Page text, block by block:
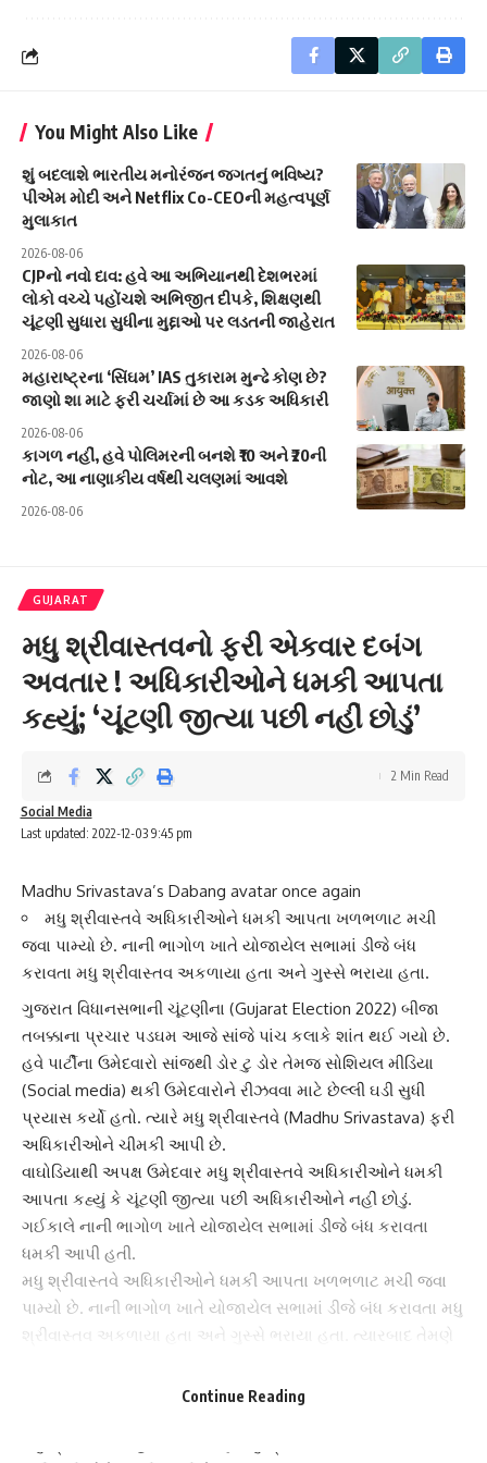
You Might Also Like
શું બદલાશે ભારતીય મનોરંજન જગતનું ભવિષ્ય?
પીએમ મોદી અને Netflix Co-CEOની મહત્વપૂર્ણ
મુલાકાત
2026-08-06
CJPનો નવો દાવ: હવે આ અભિયાનથી દેશભરમાં
લોકો વચ્ચે પહોંચશે અભિજીત દીપકે, શિક્ષણથી
ચૂંટણી સુધારા સુધીના મુદ્દાઓ પર લડતની જાહેરાત
2026-08-06
મહારાષ્ટ્રના ‘સિંઘમ’ IAS તુકારામ મુન્ઢે કોણ છે?
જાણો શા માટે ફરી ચર્ચામાં છે આ કડક અધિકારી
2026-08-06
કાગળ નહીં, હવે પોલિમરની બનશે ₹10 અને ₹20ની
નોટ, આ નાણાકીય વર્ષથી ચલણમાં આવશે
2026-08-06
GUJARAT
મધુ શ્રીવાસ્તવનો ફરી એકવાર દબંગ
અવતાર ! અધિકારીઓને ધમકી આપતા
કહ્યું; ‘ચૂંટણી જીત્યા પછી નહીં છોડું’
Last updated: 2022-12-03 9:45 pm
Social Media
2 Min Read
Madhu Srivastava’s Dabang avatar once again
મધુ શ્રીવાસ્તવે અધિકારીઓને ધમકી આપતા ખળભળાટ મચી
જવા પામ્યો છે. નાની ભાગોળ ખાતે યોજાયેલ સભામાં ડીજે બંધ
કરાવતા મધુ શ્રીવાસ્તવ અકળાયા હતા અને ગુસ્સે ભરાયા હતા.
ગુજરાત વિધાનસભાની ચૂંટણીના (Gujarat Election 2022) બીજા
તબક્કાના પ્રચાર પડઘમ આજે સાંજે પાંચ કલાકે શાંત થઈ ગયો છે.
હવે પાર્ટીના ઉમેદવારો સાંજથી ડોર ટુ ડોર તેમજ સોશિયલ મીડિયા
(Social media) થકી ઉમેદવારોને રીઝવવા માટે છેલ્લી ઘડી સુધી
પ્રયાસ કર્યો હતો. ત્યારે મધુ શ્રીવાસ્તવે (Madhu Srivastava) ફરી
અધિકારીઓને ચીમકી આપી છે.
વાઘોડિયાથી અપક્ષ ઉમેદવાર મધુ શ્રીવાસ્તવે અધિકારીઓને ધમકી
આપતા કહ્યું કે ચૂંટણી જીત્યા પછી અધિકારીઓને નહીં છોડું.
ગઈકાલે નાની ભાગોળ ખાતે યોજાયેલ સભામાં ડીજે બંધ કરાવતા
ધમકી આપી હતી.
મધુ શ્રીવાસ્તવે અધિકારીઓને ધમકી આપતા ખળભળાટ મચી જવા
પામ્યો છે. નાની ભાગોળ ખાતે યોજાયેલ સભામાં ડીજે બંધ કરાવતા મધુ
શ્રીવાસ્તવ
અકળાયા હતા અને ગુસ્સે ભરાયા હતા. ત્યારબાદ તેમણે
ચૂંટણી જીત્યા પછી બતાવીશ કોણ અધિકારી અને કોણ
Continue Reading